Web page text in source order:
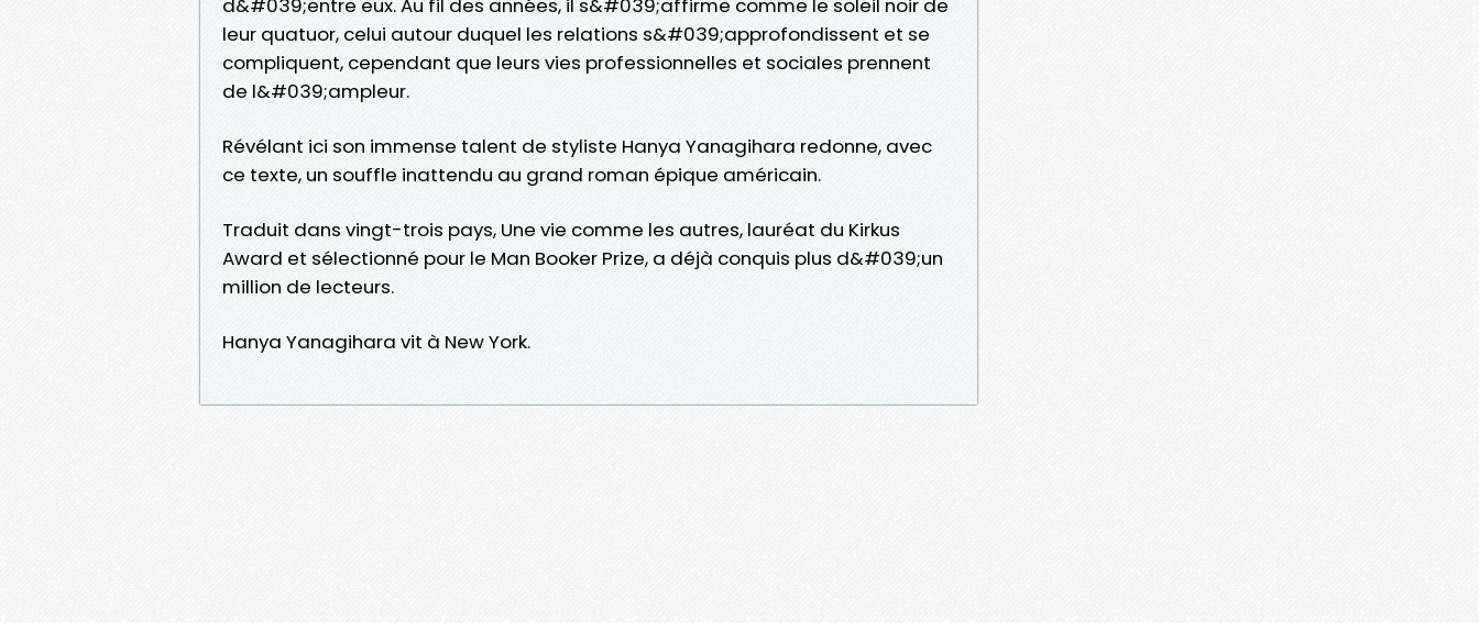
d&#039;entre eux. Au fil des années, il s&#039;affirme comme le soleil noir de
leur quatuor, celui autour duquel les relations s&#039;approfondissent et se
compliquent, cependant que leurs vies professionnelles et sociales prennent
de l&#039;ampleur.
Révélant ici son immense talent de styliste Hanya Yanagihara redonne, avec
ce texte, un souffle inattendu au grand roman épique américain.
Traduit dans vingt-trois pays, Une vie comme les autres, lauréat du Kirkus
Award et sélectionné pour le Man Booker Prize, a déjà conquis plus d&#039;un
million de lecteurs.
Hanya Yanagihara vit à New York.